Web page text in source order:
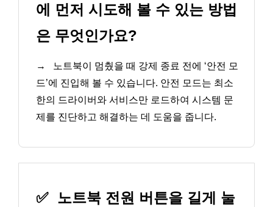
에 먼저 시도해 볼 수 있는 방법
은 무엇인가요?
→
노트북이 멈췄을 때 강제 종료 전에 ‘안전 모
드’에 진입해 볼 수 있습니다. 안전 모드는 최소
한의 드라이버와 서비스만 로드하여 시스템 문
제를 진단하고 해결하는 데 도움을 줍니다.
✅ 노트북 전원 버튼을 길게 눌